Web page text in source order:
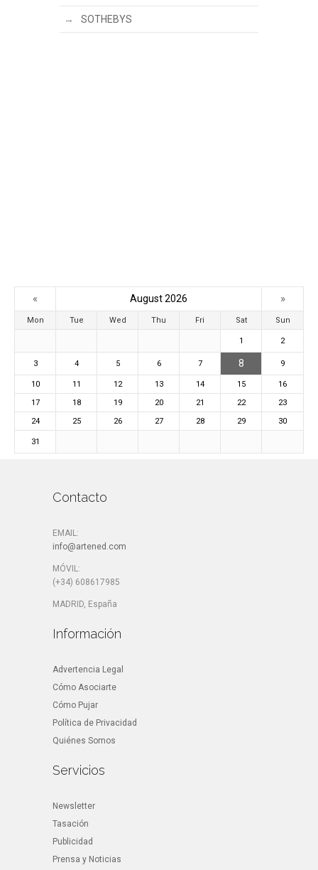
SOTHEBYS
« August 2026 »
Mon Tue Wed Thu Fri Sat Sun
1 2
3 4 5 6 7 8 9
10 11 12 13 14 15
16
17
18 19 20 21 22
23
24
25 26 27 28 29 30
31
Contacto
EMAIL:
info@artened.com
MÓVIL:
(+34) 608617985
MADRID, España
Información
Advertencia Legal
Cómo Asociarte
Cómo Pujar
Política de Privacidad
Quiénes Somos
Servicios
Newsletter
Tasación
Publicidad
Prensa y Noticias